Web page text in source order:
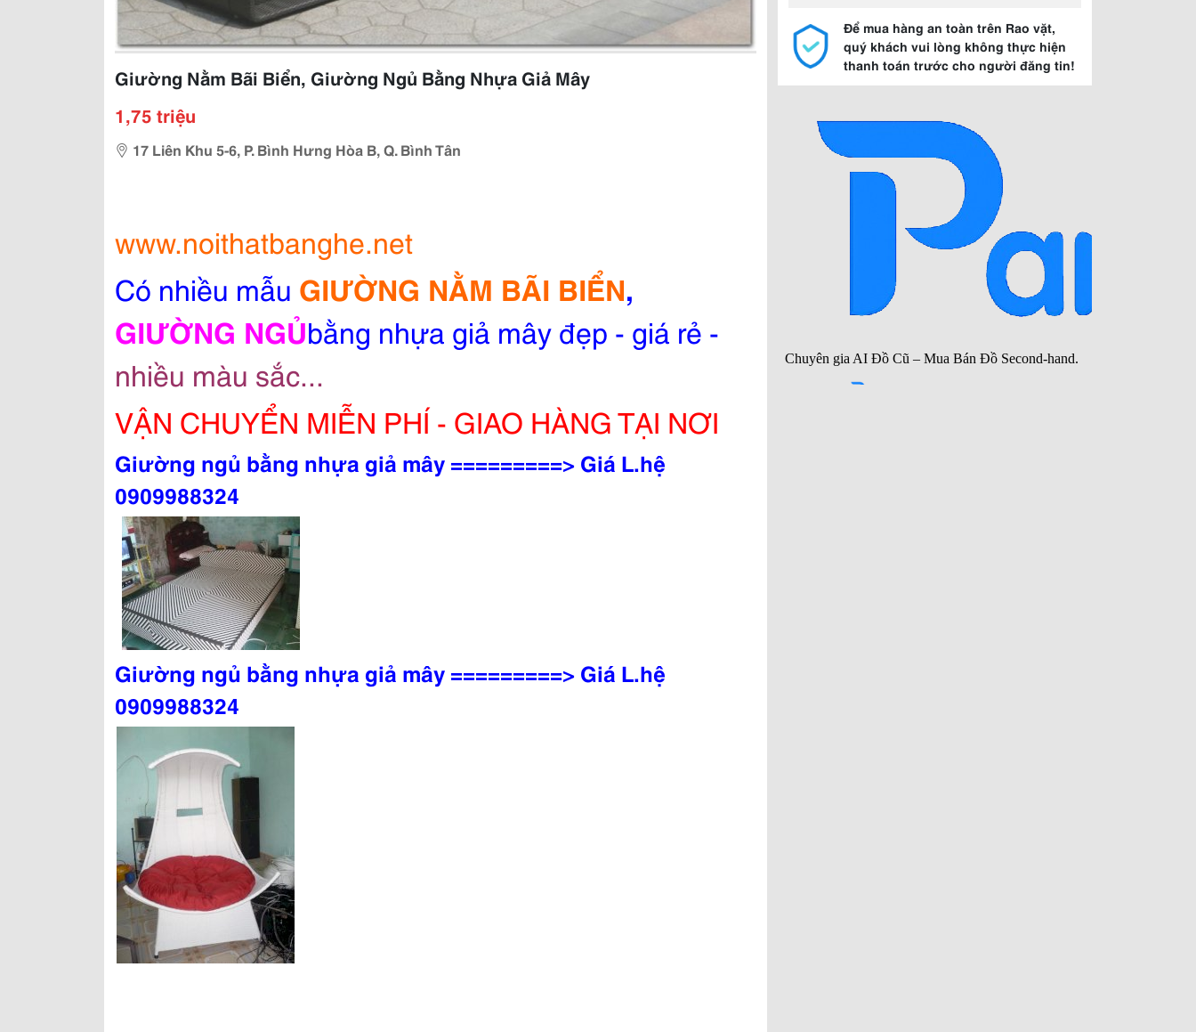
Giường Nằm Bãi Biển, Giường Ngủ Bằng Nhựa Giả Mây
1,75 triệu
17 Liên Khu 5-6, P. Bình Hưng Hòa B, Q. Bình Tân
www.noithatbanghe.net
Có nhiều mẫu GIƯỜNG NẰM BÃI BIỂN,
GIƯỜNG NGỦbằng nhựa giả mây đẹp - giá rẻ -
nhiều màu sắc...
VẬN CHUYỂN MIỄN PHÍ - GIAO HÀNG TẠI NƠI
Giường ngủ bằng nhựa giả mây =========> Giá L.hệ
0909988324
Giường ngủ bằng nhựa giả mây =========> Giá L.hệ
0909988324
Để mua hàng an toàn trên Rao vặt,
quý khách vui lòng không thực hiện
thanh toán trước cho người đăng tin!